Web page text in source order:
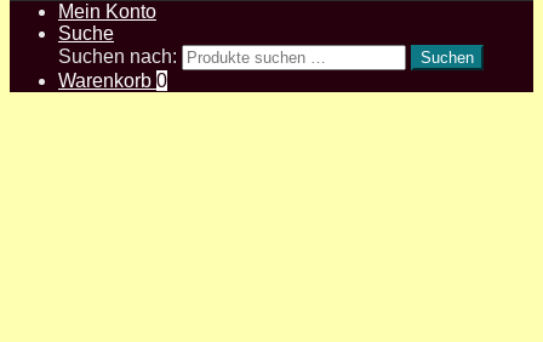
Mein Konto
Suche
Suchen nach:
Suchen
Warenkorb 0